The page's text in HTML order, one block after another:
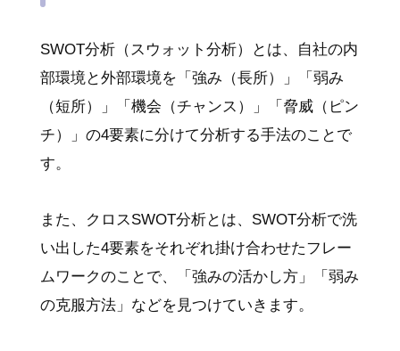
SWOT分析（スウォット分析）とは、自社の内
部環境と外部環境を「強み（長所）」「弱み
（短所）」「機会（チャンス）」「脅威（ピン
チ）」の4要素に分けて分析する手法のことで
す。
また、クロスSWOT分析とは、SWOT分析で洗
い出した4要素をそれぞれ掛け合わせたフレー
ムワークのことで、「強みの活かし方」「弱み
の克服方法」などを見つけていきます。